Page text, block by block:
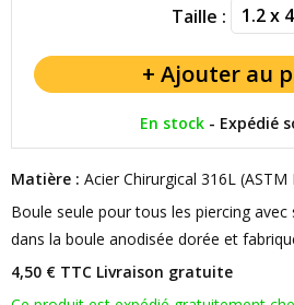
Taille :
En stock - Expédié
Matière : Acier Chirurgical 316L
Boule seule pour tous les piercing
dans la boule anodisée dorée et
4,50 € TTC Livraison gratuite